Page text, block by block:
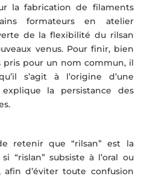
la fabrication de filaments
formateurs en atelier
de la flexibilité du rilsan
venus. Pour finir, bien
pris pour un nom commun, il
s’agit à l’origine d’une
la persistance des
retenir que “rilsan” est la
“rislan” subsiste à l’oral ou
afin d’éviter toute confusion